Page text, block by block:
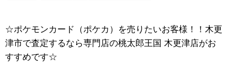
☆ポケモンカード（ポケカ）を売りたいお客様！！木更
津市で査定するなら専門店の桃太郎王国 木更津店がお
すすめです☆